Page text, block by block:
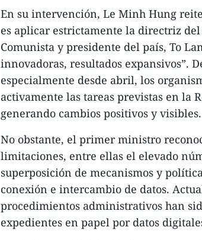
​En su intervención, Le Minh Hung
es aplicar estrictamente la directriz
Comunista y presidente del país, To
innovadoras, resultados expansivos”.
especialmente desde abril, los
activamente las tareas previstas en la
generando cambios positivos y visibles.
​No obstante, el primer ministro
limitaciones, entre ellas el elevado
superposición de mecanismos y
conexión e intercambio de datos.
procedimientos administrativos han
expedientes en papel por datos